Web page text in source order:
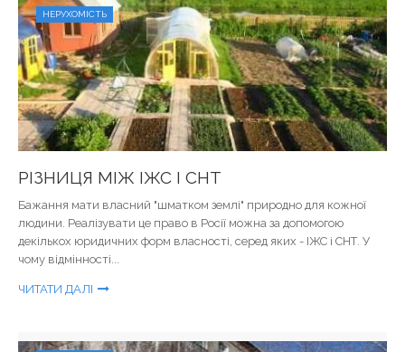
НЕРУХОМІСТЬ
РІЗНИЦЯ МІЖ ІЖС І СНТ
Бажання мати власний "шматком землі" природно для кожної
людини. Реалізувати це право в Росії можна за допомогою
декількох юридичних форм власності, серед яких - ІЖС і СНТ. У
чому відмінності...
ЧИТАТИ ДАЛІ